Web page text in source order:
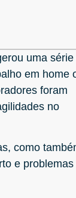
uma série
em home
foram
no
como
e problemas